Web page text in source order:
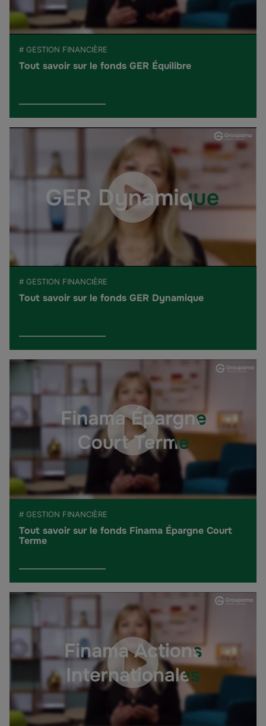
# GESTION FINANCIÈRE
Tout savoir sur le fonds GER Équilibre
# GESTION FINANCIÈRE
Tout savoir sur le fonds GER Dynamique
# GESTION FINANCIÈRE
Tout savoir sur le fonds Finama Épargne Court
Terme